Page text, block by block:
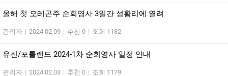
올해 첫 오레곤주 순회영사 3일간 성황리에 열려
관리자 | 2024.02.09 | 추천 0 | 조회 1132
유진/포틀랜드 2024-1차 순회영사 일정 안내
관리자 | 2024.02.03 | 추천 0 | 조회 1179